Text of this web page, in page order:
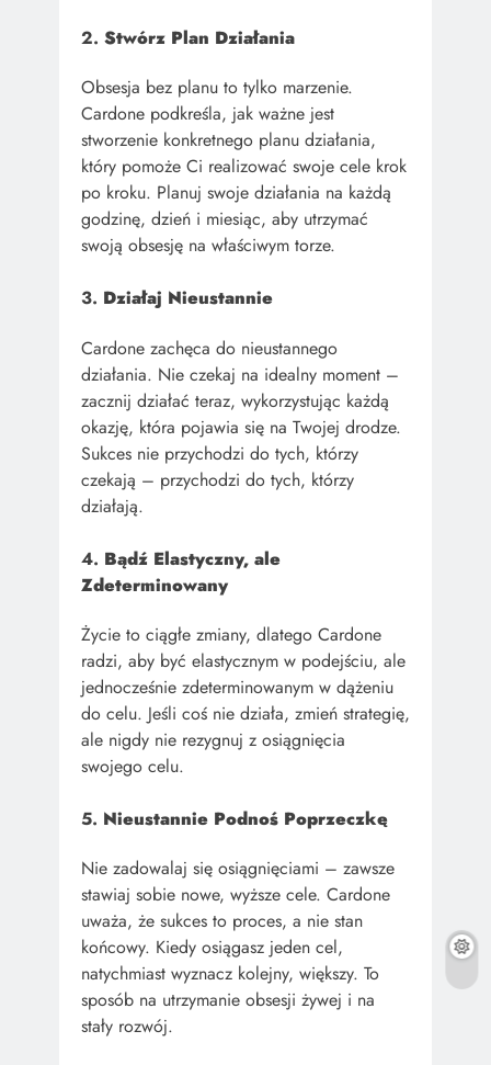
2. Stwórz Plan Działania
Obsesja bez planu to tylko marzenie.
Cardone podkreśla, jak ważne jest
stworzenie konkretnego planu działania,
który pomoże Ci realizować swoje cele krok
po kroku. Planuj swoje działania na każdą
godzinę, dzień i miesiąc, aby utrzymać
swoją obsesję na właściwym torze.
3. Działaj Nieustannie
Cardone zachęca do nieustannego
działania. Nie czekaj na idealny moment –
zacznij działać teraz, wykorzystując każdą
okazję, która pojawia się na Twojej drodze.
Sukces nie przychodzi do tych, którzy
czekają – przychodzi do tych, którzy
działają.
4. Bądź Elastyczny, ale
Zdeterminowany
Życie to ciągłe zmiany, dlatego Cardone
radzi, aby być elastycznym w podejściu, ale
jednocześnie zdeterminowanym w dążeniu
do celu. Jeśli coś nie działa, zmień strategię,
ale nigdy nie rezygnuj z osiągnięcia
swojego celu.
5. Nieustannie Podnoś Poprzeczkę
Nie zadowalaj się osiągnięciami – zawsze
stawiaj sobie nowe, wyższe cele. Cardone
uważa, że sukces to proces, a nie stan
końcowy. Kiedy osiągasz jeden cel,
natychmiast wyznacz kolejny, większy. To
sposób na utrzymanie obsesji żywej i na
stały rozwój.